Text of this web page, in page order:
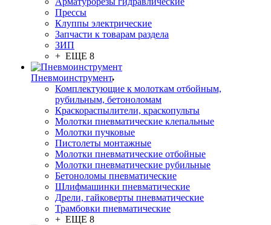
Прессы
Клуппы электрические
Запчасти к товарам раздела
ЗИП
+ ЕЩЕ 8
Пневмоинструмент
Комплектующие к молоткам отбойным,
рубильным, бетоноломам
Краскораспылители, краскопульты
Молотки пневматические клепальные
Молотки пучковые
Пистолеты монтажные
Молотки пневматические отбойные
Молотки пневматические рубильные
Бетоноломы пневматические
Шлифмашинки пневматические
Дрели, гайковерты пневматические
Трамбовки пневматические
+ ЕЩЕ 8